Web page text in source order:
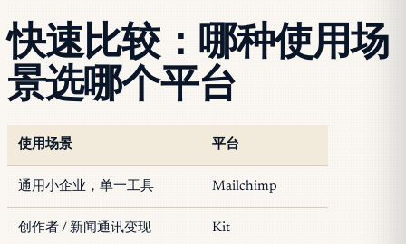
快速比较：哪种使用场
景选哪个平台
使用场景 平台
通用小企业，单一工具 Mailchimp
创作者 / 新闻通讯变现 Kit